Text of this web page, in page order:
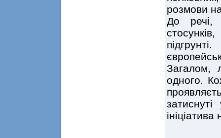
розмови
До речі,
Загалом,
одного.